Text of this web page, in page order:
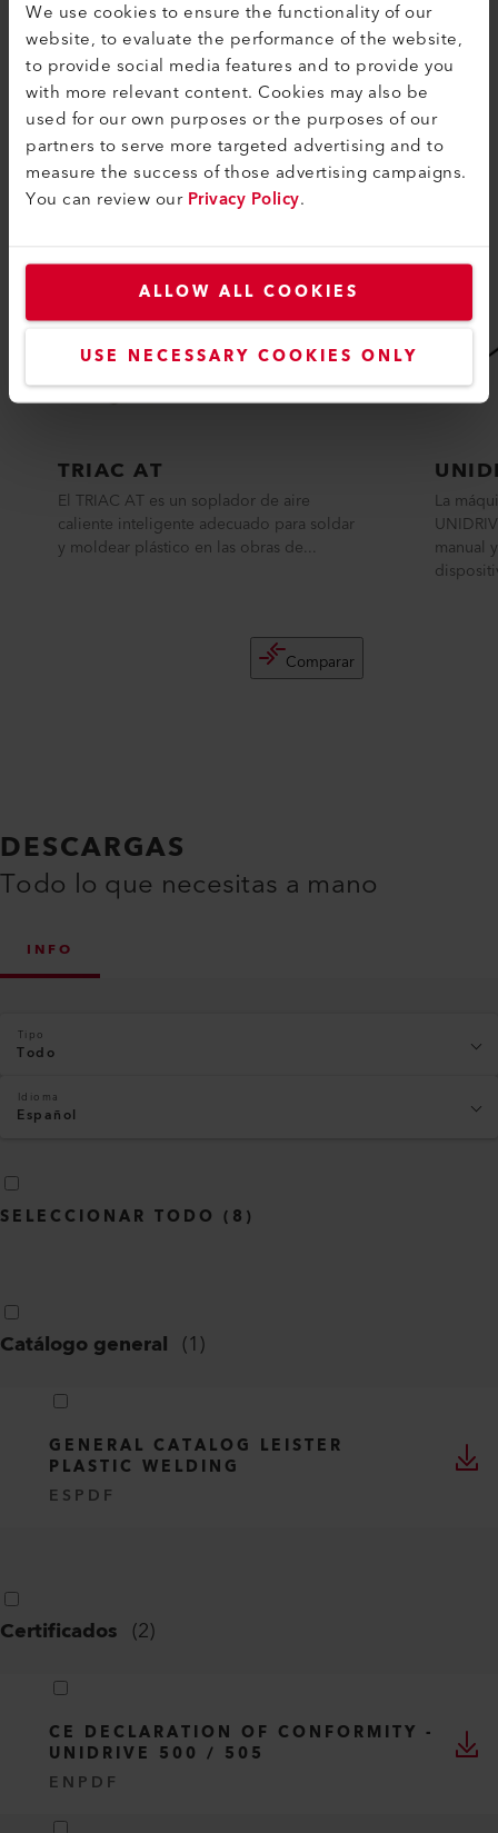
We use cookies to ensure the functionality of our
website, to evaluate the performance of the website,
to provide social media features and to provide you
with more relevant content. Cookies may also be
used for our own purposes or the purposes of our
partners to serve more targeted advertising and to
measure the success of those advertising campaigns.
You can review ourPrivacy Policy.
ALLOW ALL COOKIES
USE NECESSARY COOKIES ONLY
PRODUCTOS SIMILARES
Lo mejor o nada
TRIAC AT
El TRIAC AT es un soplador de aire
caliente inteligente adecuado para soldar
y moldear plástico en las obras de...
Comparar
La
manual
DESCARGAS
Todo lo que necesitas a mano
INFO
Tipo
Todo
Idioma
Español
SELECCIONAR TODO ( 8 )
Catálogo general (1)
GENERAL CATALOG LEISTER
PLASTIC WELDING
ES PDF
Certificados (2)
CE DECLARATION OF CONFORMITY -
UNIDRIVE 500 / 505
EN PDF